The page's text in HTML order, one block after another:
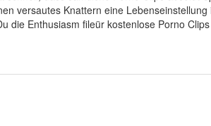
versautes Knattern eine Lebenseinstellung
die Enthusiasm fileür kostenlose Porno Clips